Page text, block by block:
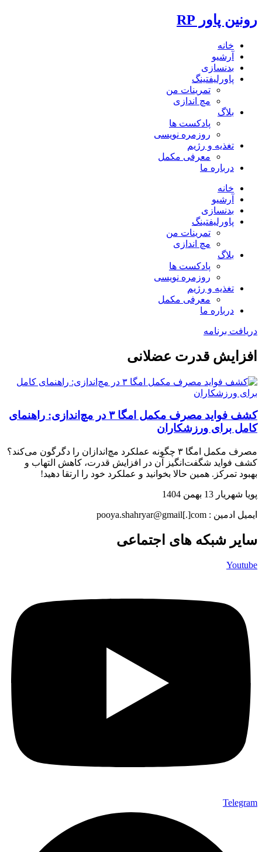
رونین پاور RP
خانه
آرشیو
بدنسازی
پاورلیفتینگ
تمرینات من
مچ اندازی
بلاگ
پادکست ها
روزمره نویسی
تغذیه و رژیم
معرفی مکمل
درباره ما
خانه
آرشیو
بدنسازی
پاورلیفتینگ
تمرینات من
مچ اندازی
بلاگ
پادکست ها
روزمره نویسی
تغذیه و رژیم
معرفی مکمل
درباره ما
دریافت برنامه
افزایش قدرت عضلانی
کشف فواید مصرف مکمل امگا ۳ در مچ‌اندازی: راهنمای
کامل برای ورزشکاران
مصرف مکمل امگا ۳ چگونه عملکرد مچ‌اندازان را دگرگون می‌کند؟
کشف فواید شگفت‌انگیز آن در افزایش قدرت، کاهش التهاب و
بهبود تمرکز. همین حالا بخوانید و عملکرد خود را ارتقا دهید!
پویا شهریار 13 بهمن 1404
ایمیل ادمین : pooya.shahryar@gmail[.]com
سایر شبکه های اجتماعی
Youtube
Telegram